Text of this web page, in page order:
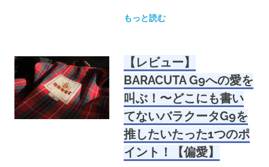
もっと読む
【レビュー】
BARACUTA G9への愛を
叫ぶ！〜どこにも書い
てないバラクータG9を
推したいたった1つのポ
イント！【偏愛】